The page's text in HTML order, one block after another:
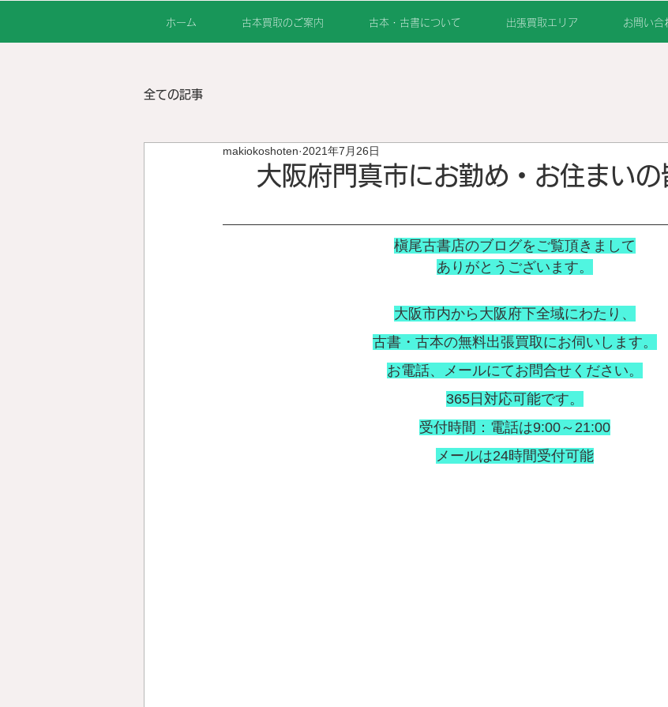
ホーム 古本買取のご案内 古本・古書について 出張買取エリア お問い合
全ての記事
大阪府門真市にお勤め・お住まいの
makiokoshoten 2021年7月26日
槇尾古書店のブログをご覧頂きまして
ありがとうございます。
大阪市内から大阪府下全域にわたり、
古書・古本の無料出張買取にお伺いします。
お電話、メールにてお問合せください。
365日対応可能です。
受付時間：電話は9:00～21:00
メールは24時間受付可能